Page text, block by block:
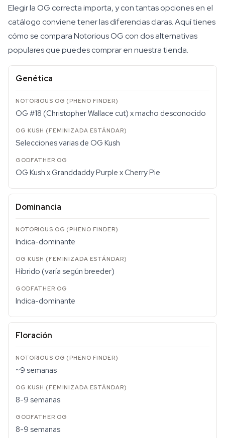
Elegir la OG correcta importa, y con tantas opciones en el
catálogo conviene tener las diferencias claras. Aquí tienes
cómo se compara Notorious OG con dos alternativas
populares que puedes comprar en nuestra tienda.
Genética
OG #18 (Christopher Wallace cut) x macho desconocido
Selecciones varias de OG Kush
OG Kush x Granddaddy Purple x Cherry Pie
Dominancia
Indica-dominante
Híbrido (varía según breeder)
Indica-dominante
Floración
~9 semanas
8-9 semanas
8-9 semanas